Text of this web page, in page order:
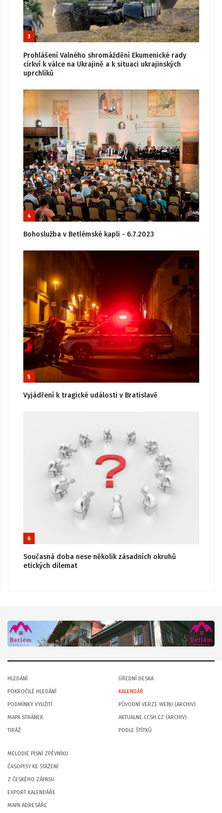
3
Prohlášení Valného shromáždění Ekumenické rady
církví k válce na Ukrajině a k situaci ukrajinských
uprchlíků
4
Bohoslužba v Betlémské kapli - 6.7.2023
5
Vyjádření k tragické události v Bratislavě
6
Současná doba nese několik zásadních okruhů
etických dilemat
HLEDÁNÍ
POKROČILÉ HLEDÁNÍ
PODMÍNKY VYUŽITÍ
MAPA STRÁNEK
TIRÁŽ
ÚŘEDNÍ DESKA
KALENDÁŘ
PŮVODNÍ VERZE WEBU (ARCHIV)
AKTUALNE.CCSH.CZ (ARCHIV)
PODLE ŠTÍTKŮ
MELODIE PÍSNÍ ZPĚVNÍKU
ČASOPISY KE STAŽENÍ
Z ČESKÉHO ZÁPASU
EXPORT KALENDÁŘE
MAPA ADRESÁŘE